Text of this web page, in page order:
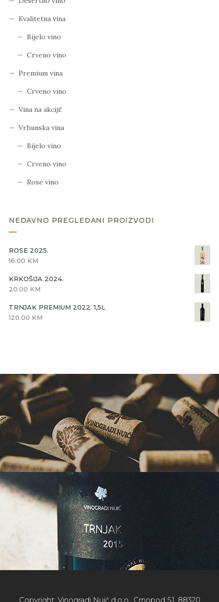
Kvalitetna vina
Bijelo vino
Crveno vino
Premium vina
Crveno vino
Vina na akciji!
Vrhunska vina
Bijelo vino
Crveno vino
Rose vino
NEDAVNO PREGLEDANI PROIZVODI
ROSE 2025.
16.00 KM
KRKOŠIJA 2024.
20.00 KM
TRNJAK PREMIUM 2022. 1,5L
120.00 KM
Copyright: Vinogradi Nuić d.o.o., Crnopod 51, 88320